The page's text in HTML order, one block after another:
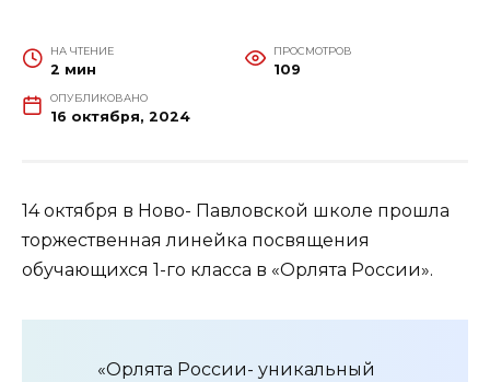
НА ЧТЕНИЕ
2 мин
ПРОСМОТРОВ
109
ОПУБЛИКОВАНО
16 октября, 2024
14 октября в Ново- Павловской школе прошла
торжественная линейка посвящения
обучающихся 1-го класса в «Орлята России».
«Орлята России- уникальный